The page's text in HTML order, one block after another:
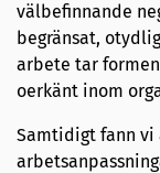
välbefinnande
begränsat,
arbete tar
oerkänt inom
Samtidigt fann vi